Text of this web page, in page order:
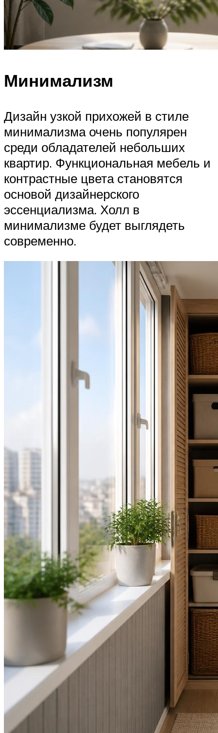
Минимализм
Дизайн узкой прихожей в стиле
минимализма очень популярен
среди обладателей небольших
квартир. Функциональная мебель и
контрастные цвета становятся
основой дизайнерского
эссенциализма. Холл в
минимализме будет выглядеть
современно.